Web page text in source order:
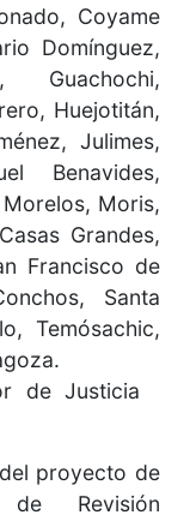
Coyame
Domínguez,
Guachochi,
Huejotitán,
Julimes,
Benavides,
Moris,
Grandes,
Francisco de
Santa
Temósachic,
Justicia
proyecto de
Revisión